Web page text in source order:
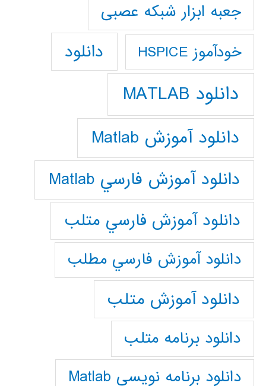
جعبه ابزار شبکه عصبی
خودآموز HSPICE دانلود
دانلود MATLAB
دانلود آموزش Matlab
دانلود آموزش فارسي Matlab
دانلود آموزش فارسي متلب
دانلود آموزش فارسي مطلب
دانلود آموزش متلب
دانلود برنامه متلب
دانلود برنامه نويسي Matlab